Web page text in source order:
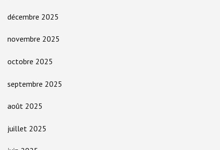
décembre 2025
novembre 2025
octobre 2025
septembre 2025
août 2025
juillet 2025